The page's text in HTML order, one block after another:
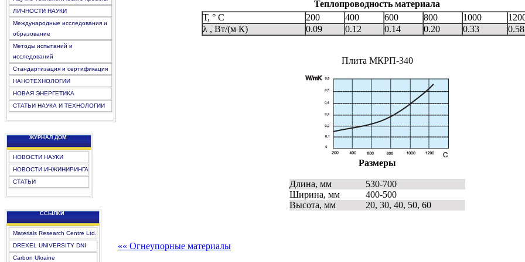
ЛИЧНОСТИ НАУКИ
Международные исследования и
образование
Методы испытаний и
исследований
Стандартизация и сертификация
НАНОТЕХНОЛОГИИ
НОВАЯ ЭНЕРГЕТИКА
СТАТЬИ НАУКА И ТЕХНОЛОГИИ
ЖУРНАЛ ДОМ
НОВОСТИ НАУКИ
НОВОСТИ ИНЖИНИРИНГА
СТАТЬИ
CCЫЛКИ
Materials Research Centre Ltd.
DREXEL UNIVERSITY DNI
Carbon Ukraine
Теплопроводность материала
Т, ° С
200 400 600 800 1000
λ , Вт/(м К)
0.09 0.12 0.14 0.20 0.33 0.58
Плита МКРП-340
Размеры
Длина, мм
530-700
Ширина, мм
400-500
Высота, мм
20, 30, 40, 50, 60
«« Огнеупорные материалы